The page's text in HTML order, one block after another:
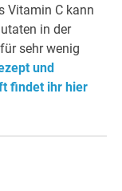
Vitamin C kann
in der
sehr wenig
und
findet ihr hier